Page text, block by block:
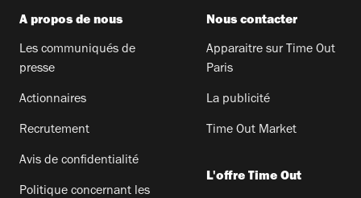
A propos de nous
Les communiqués de
presse
Actionnaires
Recrutement
Avis de confidentialité
Politique concernant les
Nous contacter
Apparaitre sur Time Out
Paris
La publicité
Time Out Market
L'offre Time Out